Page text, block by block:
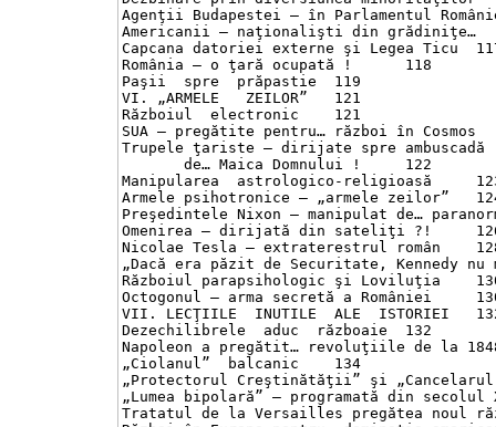
Agenţii Budapestei – în Parlamentul României !
Americanii – naţionalişti din grădiniţe…	117
Capcana datoriei externe şi Legea Ticu	117
România – o ţară ocupată !	118
Paşii  spre  prăpastie	119
VI. „ARMELE   ZEILOR”	121
Războiul  electronic	121
SUA – pregătite pentru… război în Cosmos	121
Trupele ţariste – dirijate spre ambuscadă
       de… Maica Domnului !	122
Manipularea  astrologico-religioasă	123
Armele psihotronice – „armele zeilor”	124
Preşedintele Nixon – manipulat de…
Omenirea – dirijată din sateliţi ?!	126
Nicolae Tesla – extraterestrul român	128
„Dacă era păzit de Securitate, Kennedy nu
Războiul parapsihologic şi Loviluţia	130
Octogonul – arma secretă a României	130
VII. LECŢIILE  INUTILE  ALE  ISTORIEI	132
Dezechilibrele  aduc  războaie	132
Napoleon a pregătit… revoluţiile de la 1848
„Ciolanul”  balcanic	134
„Protectorul Creştinătăţii” şi „Cancelarul de
„Lumea bipolară” – programată din secolul XIX
Tratatul de la Versailles pregătea noul